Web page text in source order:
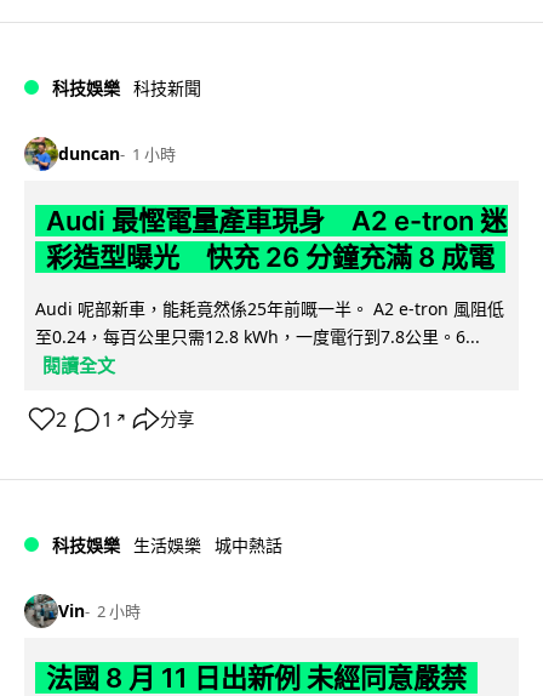
科技娛樂 科技新聞
duncan 1 小時
Audi 最慳電量產車現身 A2 e-tron 迷
彩造型曝光 快充 26 分鐘充滿 8 成電
Audi 呢部新車，能耗竟然係25年前嘅一半。 A2 e-tron 風阻低
至0.24，每百公里只需12.8 kWh，一度電行到7.8公里。6...
閱讀全文
2 1 ↗ 分享
科技娛樂 生活娛樂 城中熱話
Vin 2 小時
法國 8 月 11 日出新例 未經同意嚴禁